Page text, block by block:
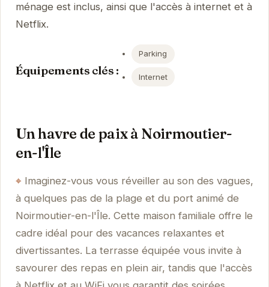
ménage est inclus, ainsi que l'accès à internet et à
Netflix.
Équipements clés :
Parking
Internet
Un havre de paix à Noirmoutier-
en-l'Île
Imaginez-vous vous réveiller au son des vagues,
à quelques pas de la plage et du port animé de
Noirmoutier-en-l'Île. Cette maison familiale offre le
cadre idéal pour des vacances relaxantes et
divertissantes. La terrasse équipée vous invite à
savourer des repas en plein air, tandis que l'accès